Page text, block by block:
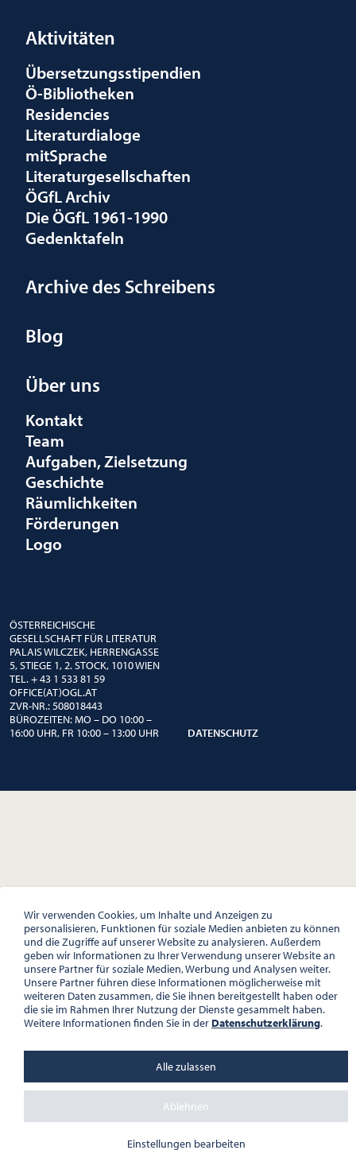
Aktivitäten
Übersetzungsstipendien
Ö-Bibliotheken
Residencies
Literaturdialoge
mitSprache
Literaturgesellschaften
ÖGfL Archiv
Die ÖGfL 1961-1990
Gedenktafeln
Archive des Schreibens
Blog
Über uns
Kontakt
Team
Aufgaben, Zielsetzung
Geschichte
Räumlichkeiten
Förderungen
Logo
ÖSTERREICHISCHE
GESELLSCHAFT FÜR LITERATUR
PALAIS WILCZEK, HERRENGASSE
5, STIEGE 1, 2. STOCK, 1010 WIEN
TEL. + 43 1 533 81 59
OFFICE(AT)OGL.AT
ZVR-NR.: 508018443
BÜROZEITEN: MO – DO 10:00 –
16:00 UHR, FR 10:00 – 13:00 UHR
DATENSCHUTZ
Wir verwenden Cookies, um Inhalte und Anzeigen zu
personalisieren, Funktionen für soziale Medien anbieten zu können
und die Zugriffe auf unserer Website zu analysieren. Außerdem
geben wir Informationen zu Ihrer Verwendung unserer Website an
unsere Partner für soziale Medien, Werbung und Analysen weiter.
Unsere Partner führen diese Informationen möglicherweise mit
weiteren Daten zusammen, die Sie ihnen bereitgestellt haben oder
die sie im Rahmen Ihrer Nutzung der Dienste gesammelt haben.
Weitere Informationen finden Sie in der Datenschutzerklärung.
Einstellungen bearbeiten
Ablehnen
Alle zulassen